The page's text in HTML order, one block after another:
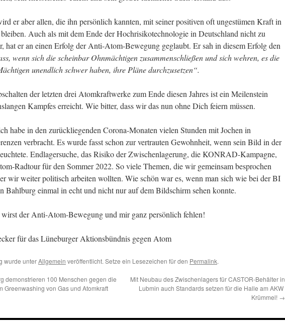
er aber allen, die ihn persönlich kannten, mit seiner positiven oft ungestümen Kraft in
Auch als mit dem Ende der Hochrisikotechnologie in Deutschland nicht zu
hat er an einen Erfolg der Anti-Atom-Bewegung geglaubt. Er sah in diesem Erfolg den
wenn sich die scheinbar Ohnmächtigen zusammenschließen und sich wehren, es die
unendlich schwer haben, ihre Pläne durchzusetzen“.
der letzten drei Atomkraftwerke zum Ende diesen Jahres ist ein Meilenstein
Kampfes erreicht. Wie bitter, dass wir das nun ohne Dich feiern müssen.
habe in den zurückliegenden Corona-Monaten vielen Stunden mit Jochen in
verbracht. Es wurde fasst schon zur vertrauten Gewohnheit, wenn sein Bild in der
Endlagersuche, das Risiko der Zwischenlagerung, die KONRAD-Kampagne,
Radtour für den Sommer 2022. So viele Themen, die wir gemeinsam besprochen
wir weiter politisch arbeiten wollten. Wie schön war es, wenn man sich wie bei der BI
Bahlburg einmal in echt und nicht nur auf dem Bildschirm sehen konnte.
der Anti-Atom-Bewegung und mir ganz persönlich fehlen!
für das Lüneburger Aktionsbündnis gegen Atom
wurde unterAllgemein veröffentlicht. Setze ein Lesezeichen für den Permalink.
demonstrieren 100 Menschen gegen die
Greenwashing von Gas und Atomkraft
Mit Neubau des Zwischenlagers für CASTOR-Behälter in
Lubmin auch Standards setzen für die Halle am AKW
Krümmel! →